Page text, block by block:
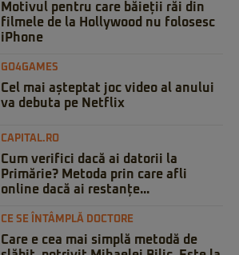
Motivul pentru care băieții răi din
filmele de la Hollywood nu folosesc
iPhone
GO4GAMES
Cel mai așteptat joc video al anului
va debuta pe Netflix
CAPITAL.RO
Cum verifici dacă ai datorii la
Primărie? Metoda prin care afli
online dacă ai restanțe...
CE SE ÎNTÂMPLĂ DOCTORE
Care e cea mai simplă metodă de